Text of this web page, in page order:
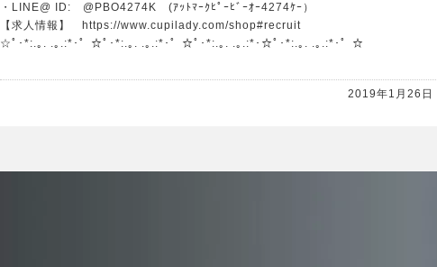
・LINE@ ID: @PBO4274K (ｱｯﾄﾏｰｸﾋﾟｰﾋﾞｰｵｰ4274ｹｰ）
【求人情報】
https://www.cupilady.com/shop#recruit
☆ﾟ･*:.｡. .｡.:*･゜☆ﾟ･*:.｡. .｡.:*･゜☆ﾟ･*:.｡. .｡.:*･☆ﾟ･*:.｡. .｡.:*･゜☆
2019年1月26日